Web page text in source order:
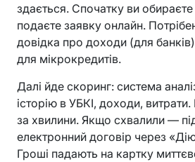
здається. Спочатку ви
подаєте заявку онлайн.
довідка про доходи (для
для мікрокредитів.
Далі йде скоринг: система
історію в УБКІ, доходи,
за хвилини. Якщо схвалили —
електронний договір через
Гроші падають на картку